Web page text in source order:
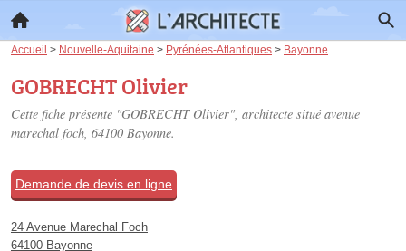
Accueil > Nouvelle-Aquitaine > Pyrénées-Atlantiques > Bayonne
GOBRECHT Olivier
Cette fiche présente "GOBRECHT Olivier", architecte situé avenue
marechal foch, 64100 Bayonne.
Demande de devis en ligne
24 Avenue Marechal Foch
64100 Bayonne